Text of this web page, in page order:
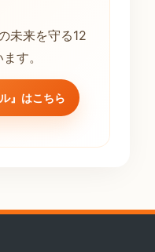
未来を守る12
す。
』はこちら